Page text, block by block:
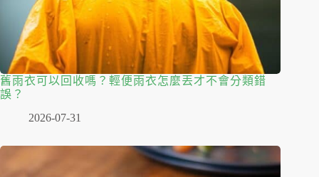
舊雨衣可以回收嗎？輕便雨衣怎麼丟才不會分類錯
誤？
2026-07-31